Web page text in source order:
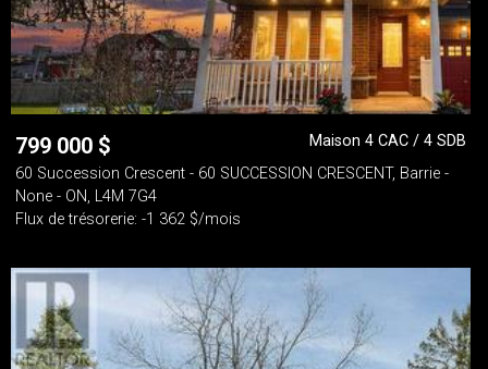
799 000 $
Maison 4 CAC / 4 SDB
60 Succession Crescent - 60 SUCCESSION CRESCENT, Barrie -
None - ON, L4M 7G4
Flux de trésorerie: -1 362 $/mois